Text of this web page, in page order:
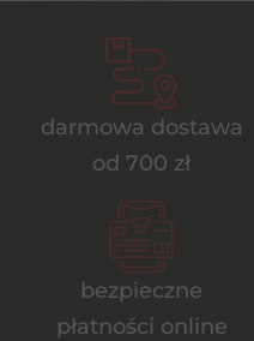
darmowa dostawa
od 700 zł
bezpieczne
płatności online